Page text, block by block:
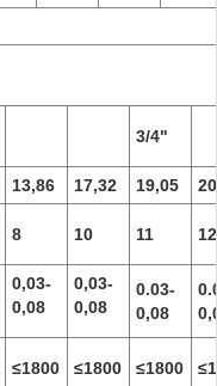
3/4"
13,86 17,32 19,05
8 10 11 12
0,03-
0,08
0,03-
0,08
0.03-
0,08
≤1800 ≤1800 ≤1800